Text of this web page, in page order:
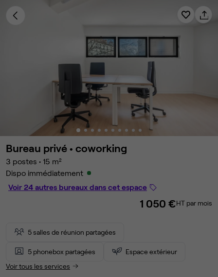
Bureau privé • coworking
3 postes • 15 m²
Dispo immédiatement
Voir 24 autres bureaux dans cet espace
1 050 €HT par mois
5 salles de réunion partagées
5 phonebox partagées
Espace extérieur
Voir tous les services